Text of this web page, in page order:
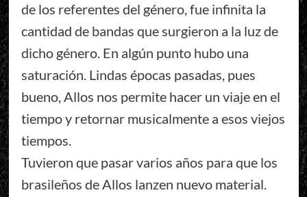
de los referentes del género, fue infinita la
cantidad de bandas que surgieron a la luz de
dicho género. En algún punto hubo una
saturación. Lindas épocas pasadas, pues
bueno, Allos nos permite hacer un viaje en el
tiempo y retornar musicalmente a esos viejos
tiempos.
Tuvieron que pasar varios años para que los
brasileños de Allos lanzen nuevo material.